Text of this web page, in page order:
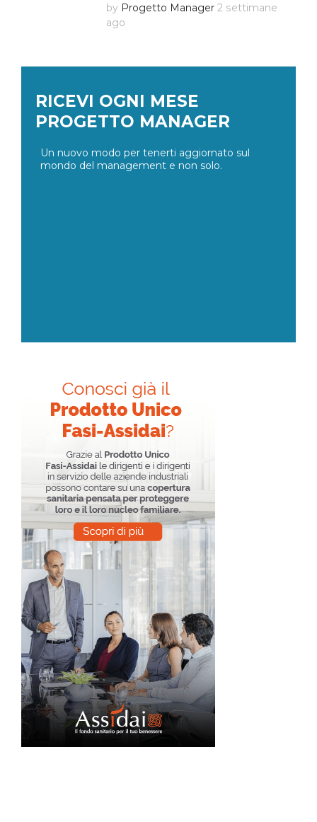
by Progetto Manager 2 settimane
ago
RICEVI OGNI MESE
PROGETTO MANAGER
Un nuovo modo per tenerti aggiornato sul
mondo del management e non solo.